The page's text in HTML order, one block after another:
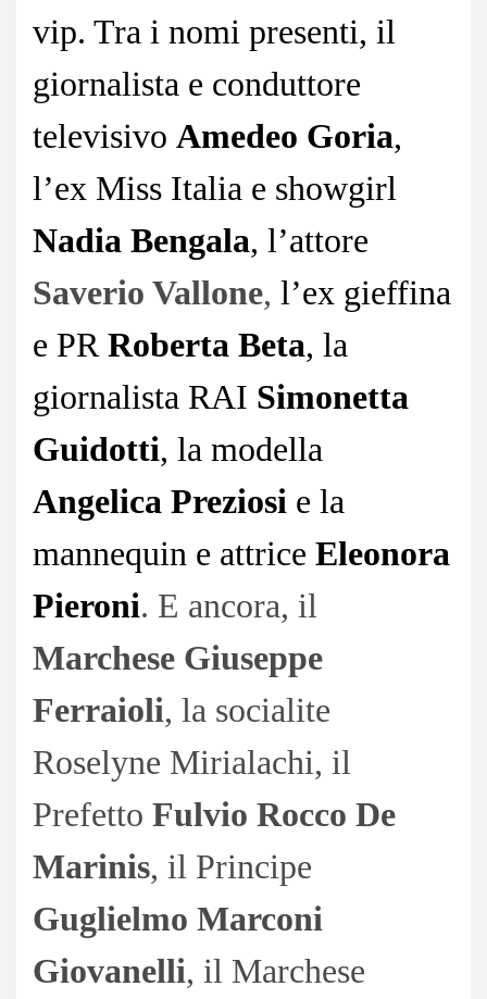
vip. Tra i nomi presenti, il
giornalista e conduttore
televisivo Amedeo Goria,
l’ex Miss Italia e showgirl
Nadia Bengala, l’attore
Saverio Vallone, l’ex gieffina
e PR Roberta Beta, la
giornalista RAI Simonetta
Guidotti, la modella
Angelica Preziosi e la
mannequin e attrice Eleonora
Pieroni. E ancora, il
Marchese Giuseppe
Ferraioli, la socialite
Roselyne Mirialachi, il
Prefetto Fulvio Rocco De
Marinis, il Principe
Guglielmo Marconi
Giovanelli, il Marchese